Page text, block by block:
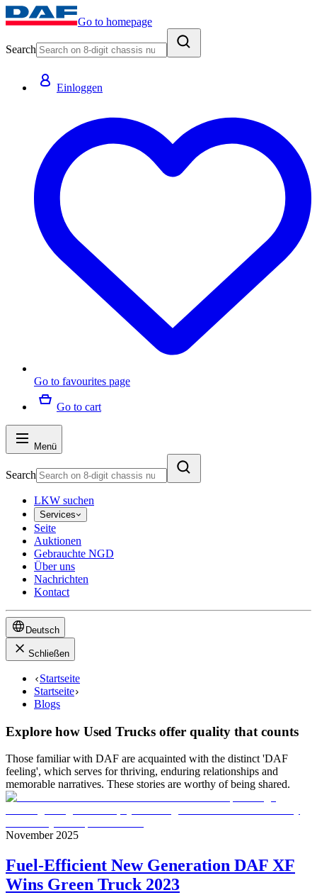
Go to homepage
Search
Einloggen
Go to favourites page
Go to cart
Menü
Search
LKW suchen
Services
Seite
Auktionen
Gebrauchte NGD
Über uns
Nachrichten
Kontact
Deutsch
Schließen
Startseite
Startseite
Blogs
Explore how Used Trucks offer quality that counts
Those familiar with DAF are acquainted with the distinct 'DAF
feeling', which serves for thriving, enduring relationships and
memorable narratives. These stories are worthy of being shared.
November 2025
Fuel-Efficient New Generation DAF XF
Wins Green Truck 2023